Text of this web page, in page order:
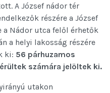
A József nádor tér
részére a József
Nádor utca felől érhetők
a helyi lakosság részére
ki: 56 párhuzamos
számára jelöltek ki.
utakon